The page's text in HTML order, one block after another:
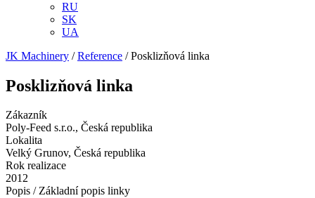
RU
SK
UA
JK Machinery /Reference /Posklizňová linka
Posklizňová linka
Zákazník
Poly-Feed s.r.o., Česká republika
Lokalita
Velký Grunov, Česká republika
Rok realizace
2012
Popis / Základní popis linky